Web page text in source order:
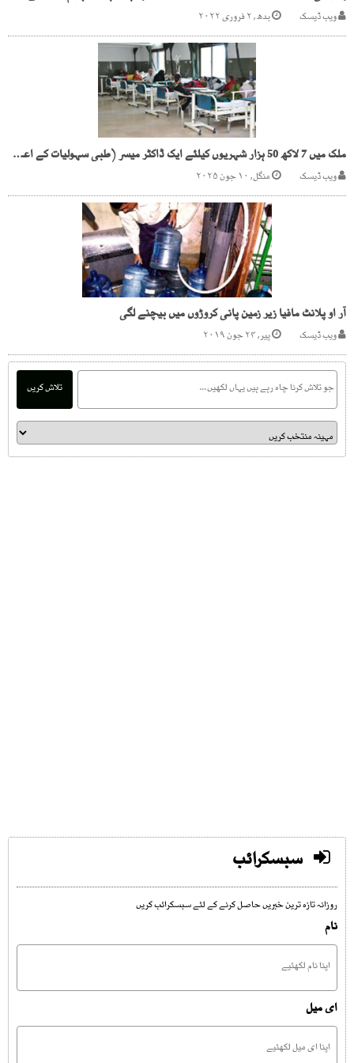
ویب ڈیسک بدھ, ۲ فروری ۲۰۲۲
ملک میں 7 لاکھ 50 ہزار شہریوں کیلئے ایک ڈاکٹر میسر (طبی سہولیات کے اعداد وشمار جاری)
ویب ڈیسک منگل, ۱۰ جون ۲۰۲۵
آر او پلانٹ مافیا زیر زمین پانی کروڑوں میں بیچنے لگی
ویب ڈیسک پیر, ۲۴ جون ۲۰۱۹
تلاش کریں
سبسکرائب
روزانہ تازہ ترین خبریں حاصل کرنے کے لئے سبسکرائب کریں
نام
ای میل